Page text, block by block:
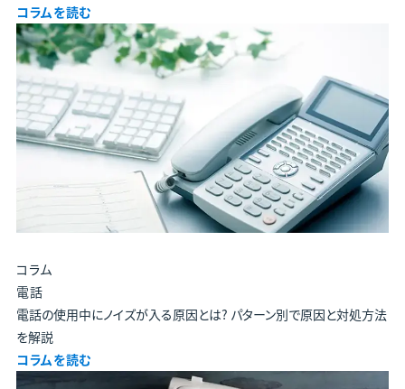
コラムを読む
コラム
電話
電話の使用中にノイズが入る原因とは? パターン別で原因と対処方法
を解説
コラムを読む